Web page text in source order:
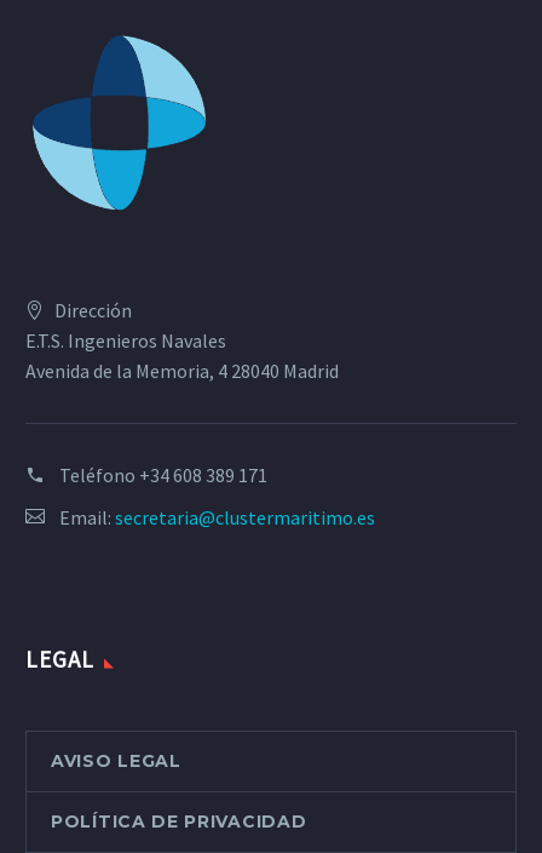
Dirección
E.T.S. Ingenieros Navales
Avenida de la Memoria, 4 28040 Madrid
Teléfono +34 608 389 171
Email: secretaria@clustermaritimo.es
LEGAL
AVISO LEGAL
POLÍTICA DE PRIVACIDAD